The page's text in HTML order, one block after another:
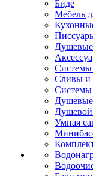
Биде
Мебель
Системы
Сливы и
Системы
Душевой
Умная